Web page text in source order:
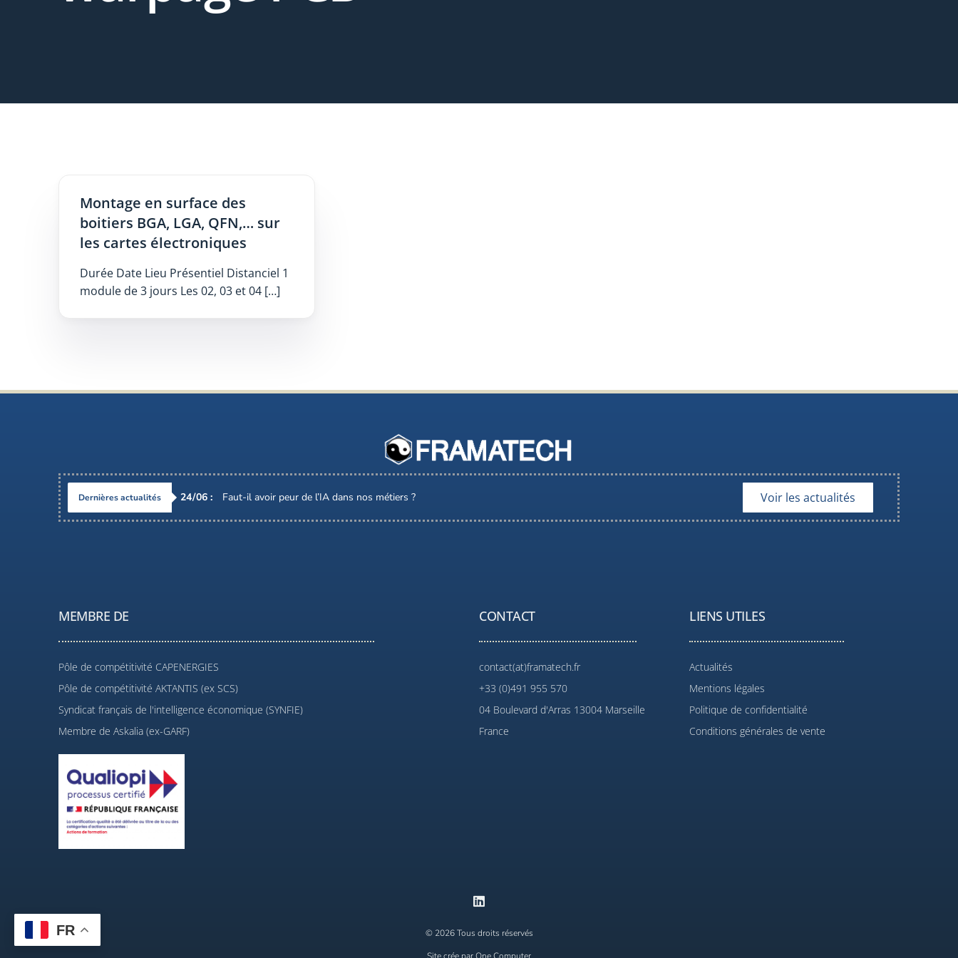
Montage en surface des
boitiers BGA, LGA, QFN,… sur
les cartes électroniques
Durée Date Lieu Présentiel Distanciel 1
module de 3 jours Les 02, 03 et 04 […]
Dernières actualités 24/06 : Faut-il avoir peur de l’IA dans nos métiers ? Voir les actualités
MEMBRE DE
Pôle de compétitivité CAPENERGIES
Pôle de compétitivité AKTANTIS (ex SCS)
Syndicat français de l'intelligence économique (SYNFIE)
Membre de Askalia (ex-GARF)
CONTACT
contact(at)framatech.fr
+33 (0)491 955 570
04 Boulevard d'Arras 13004 Marseille
France
LIENS UTILES
Actualités
Mentions légales
Politique de confidentialité
Conditions générales de vente
© 2026 Tous droits réservés
FR